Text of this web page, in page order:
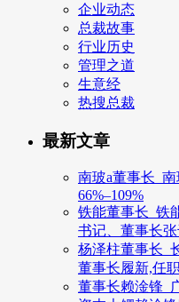
企业动态
总裁故事
行业历史
管理之道
生意经
热搜总裁
最新文章
南玻a董事长_
66%–109%
铁能董事长_铁
书记、董事长
杨泽柱董事长_
董事长履新,任
董事长赖淦锋_